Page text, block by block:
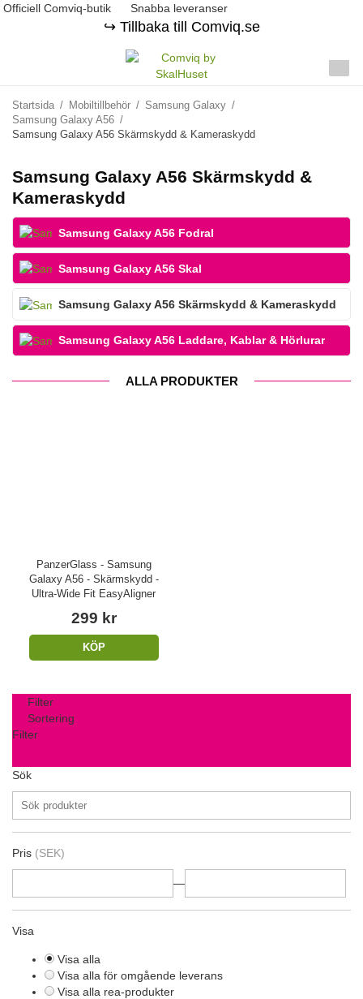
Officiell Comviq-butik Snabba leveranser
↪️ Tillbaka till Comviq.se
Startsida / Mobiltillbehör / Samsung Galaxy /
Samsung Galaxy A56 /
Samsung Galaxy A56 Skärmskydd & Kameraskydd
Samsung Galaxy A56 Skärmskydd &
Kameraskydd
Samsung Galaxy A56 Fodral
Samsung Galaxy A56 Skal
Samsung Galaxy A56 Skärmskydd & Kameraskydd
Samsung Galaxy A56 Laddare, Kablar & Hörlurar
ALLA PRODUKTER
PanzerGlass - Samsung
Galaxy A56 - Skärmskydd -
Ultra-Wide Fit EasyAligner
299 kr
KÖP
Filter
Sortering
Filter
Sök
Pris (SEK)
—
Visa
Visa alla
Visa alla för omgående leverans
Visa alla rea-produkter